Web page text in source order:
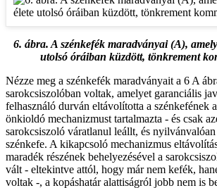
6. ábra. A szénkefék maradványai (A),
utolsó óráiban küzdött, tönkrement
Nézze meg a szénkefék maradványait a 6 A
sarokcsiszolóban voltak, amelyet garanciális
felhasználó durván eltávolította a szénkefének
önkioldó mechanizmust tartalmazta - és csak
sarokcsiszoló váratlanul leállt, és
szénkefe. A kikapcsoló mechanizmus
maradék részének behelyezésével a
vált - eltekintve attól, hogy már nem kefék,
voltak -, a kopáshatár alattiságról jobb nem is